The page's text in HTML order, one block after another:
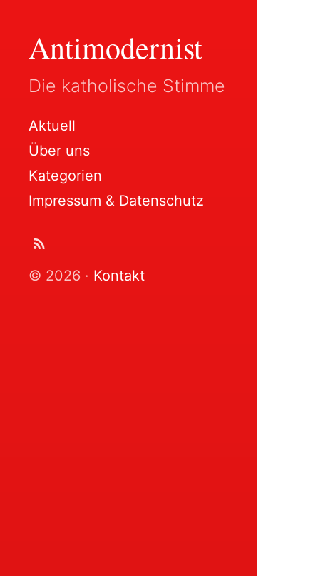
Antimodernist
Die katholische Stimme
Aktuell
Über uns
Kategorien
Impressum & Datenschutz
© 2026 · Kontakt